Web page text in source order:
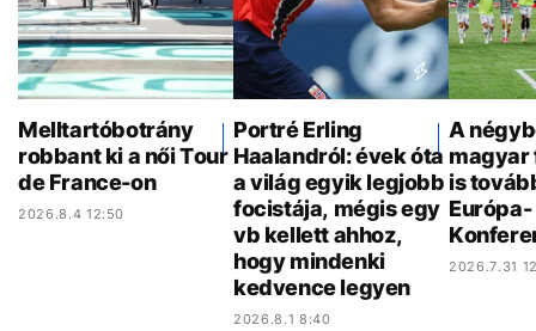
Melltartóbotrány
robbant ki a női Tour
de France-on
2026.8.4 12:50
Portré Erling
Haalandról: évek óta
a világ egyik legjobb
focistája, mégis egy
vb kellett ahhoz,
hogy mindenki
kedvence legyen
2026.8.1 8:40
A
magyar
is
Európa-
2026.7.31